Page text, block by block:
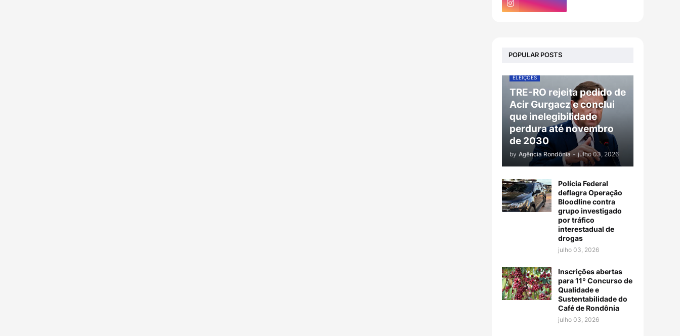
POPULAR POSTS
ELEIÇÕES
TRE-RO rejeita pedido de
Acir Gurgacz e conclui
que inelegibilidade
perdura até novembro
de 2030
by Agência Rondônia - julho 03, 2026
Polícia Federal
deflagra Operação
Bloodline contra
grupo investigado
por tráfico
interestadual de
drogas
julho 03, 2026
Inscrições abertas
para 11º Concurso de
Qualidade e
Sustentabilidade do
Café de Rondônia
julho 03, 2026